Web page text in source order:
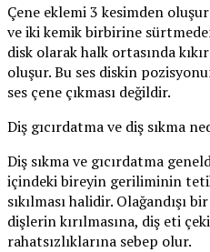
Çene eklemi 3 kesimden
ve iki kemik birbirine
disk olarak halk ortasında
oluşur. Bu ses diskin
ses çene çıkması değildir.
Diş gıcırdatma ve diş sıkma
Diş sıkma ve gıcırdatma
içindeki bireyin geriliminin
sıkılması halidir. Olağandışı
dişlerin kırılmasına, diş eti
rahatsızlıklarına sebep olur.